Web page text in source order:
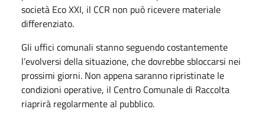
società Eco XXI, il CCR non può ricevere materiale
differenziato.
Gli uffici comunali stanno seguendo costantemente
l’evolversi della situazione, che dovrebbe sbloccarsi nei
prossimi giorni. Non appena saranno ripristinate le
condizioni operative, il Centro Comunale di Raccolta
riaprirà regolarmente al pubblico.